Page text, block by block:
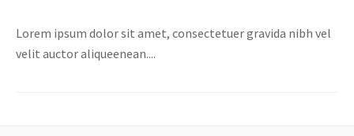
Lorem ipsum dolor sit amet, consectetuer gravida nibh vel
velit auctor aliqueenean....